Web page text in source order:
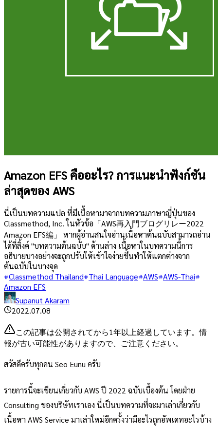
Amazon EFS คืออะไร? การแนะนำฟังก์ชัน
ล่าสุดของ AWS
นี่เป็นบทความแปล ที่มีเนื้อหามาจากบทความภาษาญี่ปุ่นของ
Classmethod, Inc. ในหัวข้อ「AWS再入門ブログリレー2022
Amazon EFS編」 หากผู้อ่านสนใจอ่านเนื้อหาต้นฉบับสามารถอ่าน
ได้ที่ลิ้งค์ "บทความต้นฉบับ" ด้านล่าง เนื้อหาในบทความนี้การ
อธิบายบางอย่างจะถูกปรับให้เข้าใจง่ายขึ้นทำให้แตกต่างจาก
ต้นฉบับในบางจุด
Classmethod Thailand Thai Language AWS AWS-Thai
Amazon EFS
Supanut Akaram
2022.07.08
この記事は公開されてから1年以上経過しています。情
報が古い可能性がありますので、ご注意ください。
สวัสดีครับทุกคน Seo Eunu ครับ
รายการนี้จะเขียนเกี่ยวกับ AWS ปี 2022 ฉบับเบื้องต้น โดยฝ่าย
Consulting ของบริษัทเราเอง นี่เป็นบทความที่จะมาเล่าเกี่ยวกับ
เนื้อหา AWS Service มาเล่าใหม่อีกครั้งว่ามีอะไรถูกอัพเดทอะไรบ้าง